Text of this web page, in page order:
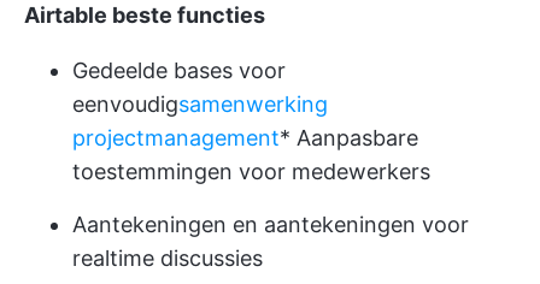
Airtable beste functies
Gedeelde bases voor
eenvoudigsamenwerking
projectmanagement* Aanpasbare
toestemmingen voor medewerkers
Aantekeningen en aantekeningen voor
realtime discussies